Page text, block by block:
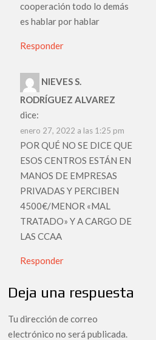
cooperación todo lo demás
es hablar por hablar
Responder
NIEVES S.
RODRÍGUEZ ALVAREZ
dice:
enero 27, 2022 a las 1:25 pm
POR QUÉ NO SE DICE QUE
ESOS CENTROS ESTÁN EN
MANOS DE EMPRESAS
PRIVADAS Y PERCIBEN
4500€/MENOR «MAL
TRATADO» Y A CARGO DE
LAS CCAA
Responder
Deja una respuesta
Tu dirección de correo
electrónico no será publicada.